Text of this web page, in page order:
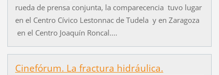
rueda de prensa conjunta, la comparecencia tuvo lugar
en el Centro Cívico Lestonnac de Tudela y en Zaragoza
en el Centro Joaquín Roncal....
Cinefórum. La fractura hidráulica.